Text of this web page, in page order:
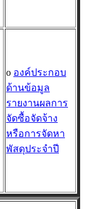
o องค์ประกอบ
ด้านข้อมูล
รายงานผลการ
จัดซื้อจัดจ้าง
หรือการจัดหา
พัสดุประจำปี